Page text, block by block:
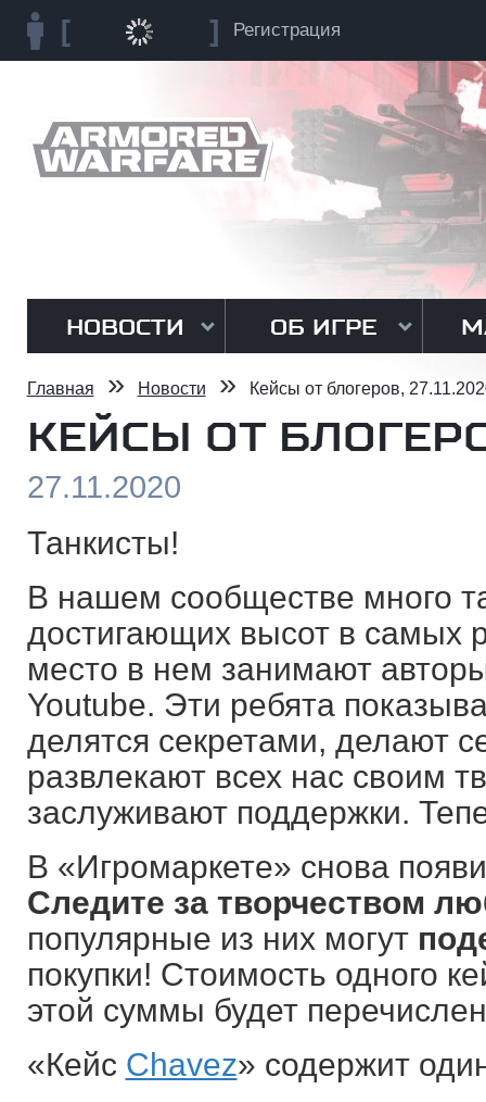
Регистрация
НОВОСТИ ОБ ИГРЕ
Главная » Новости » Кейсы от блогеров,
КЕЙСЫ ОТ
27.11.2020
Танкисты!
В нашем сообществе много
достигающих высот в самых
место в нем занимают
Youtube. Эти ребята
делятся секретами, делают
развлекают всех нас своим
заслуживают поддержки.
В «Игромаркете» снова
Следите за творчеством
популярные из них могут
покупки! Стоимость одного
этой суммы будет
«Кейс Chavez» содержит